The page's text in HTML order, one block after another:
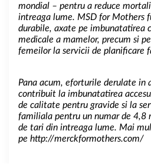
mondial – pentru a reduce
intreaga lume. MSD for Mothers
durabile, axate pe imbunatatirea
medicale a mamelor, precum si
femeilor la servicii de planificare
Pana acum, eforturile derulate in
contribuit la imbunatatirea
de calitate pentru gravide si la
familiala pentru un numar de 4,8
de tari din intreaga lume. Mai
pe http://merckformothers.com/